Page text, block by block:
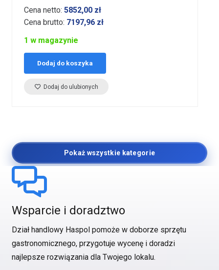
Pokaż wszystkie kategorie
Cena netto: 5852,00 zł
Cena brutto: 7197,96 zł
1 w magazynie
Dodaj do koszyka
Dodaj do ulubionych
Wsparcie i doradztwo
Dział handlowy Haspol pomoże w doborze sprzętu
gastronomicznego, przygotuje wycenę i doradzi
najlepsze rozwiązania dla Twojego lokalu.